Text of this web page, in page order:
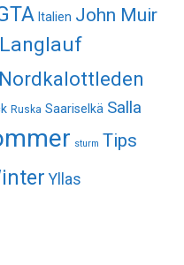
Italien John Muir
Langlauf
Nordkalottleden
Ruska Saariselkä Salla
sturm Tips
Yllas